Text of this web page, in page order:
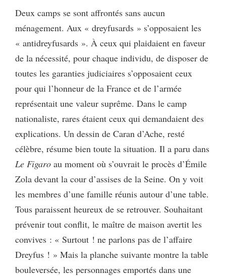
Deux camps se sont affrontés sans aucun
ménagement. Aux « dreyfusards » s’opposaient les
« antidreyfusards ». À ceux qui plaidaient en faveur
de la nécessité, pour chaque individu, de disposer de
toutes les garanties judiciaires s’opposaient ceux
pour qui l’honneur de la France et de l’armée
représentait une valeur suprême. Dans le camp
nationaliste, rares étaient ceux qui demandaient des
explications. Un dessin de Caran d’Ache, resté
célèbre, résume bien toute la situation. Il a paru dans
Le Figaro au moment où s’ouvrait le procès d’Émile
Zola devant la cour d’assises de la Seine. On y voit
les membres d’une famille réunis autour d’une table.
Tous paraissent heureux de se retrouver. Souhaitant
prévenir tout conflit, le maître de maison avertit les
convives : « Surtout ! ne parlons pas de l’affaire
Dreyfus ! » Mais la planche suivante montre la table
bouleversée, les personnages emportés dans une